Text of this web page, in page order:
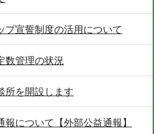
プ宣誓制度の活用について
数管理の状況
所を開設します
について【外部公益通報】